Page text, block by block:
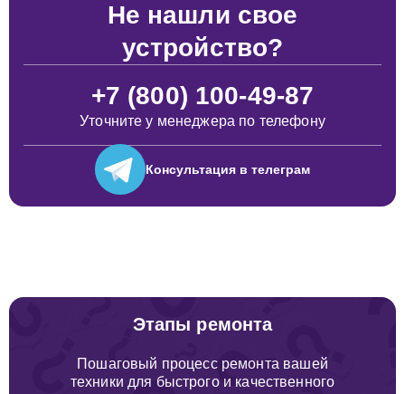
Не нашли свое
устройство?
+7 (800) 100-49-87
Уточните у менеджера по телефону
Консультация в телеграм
Этапы ремонта
Пошаговый процесс ремонта вашей
техники для быстрого и качественного